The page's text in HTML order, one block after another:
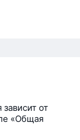
от
«Общая